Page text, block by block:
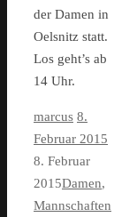
der Damen in
Oelsnitz statt.
Los geht’s ab
14 Uhr.
marcus 8.
Februar 2015
8. Februar
2015Damen,
Mannschaften